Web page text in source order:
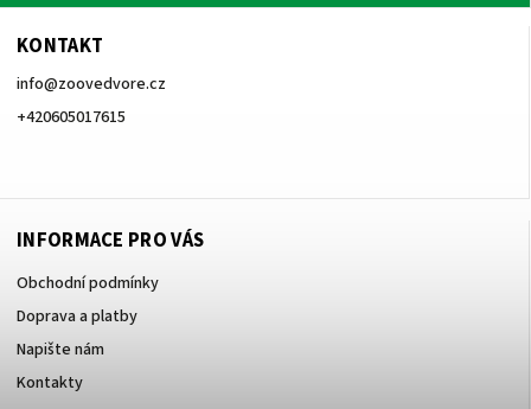
KONTAKT
info@zoovedvore.cz
+420605017615
INFORMACE PRO VÁS
Obchodní podmínky
Doprava a platby
Napište nám
Kontakty